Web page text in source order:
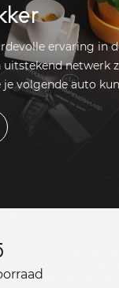
ervaring in
uitstekend netwerk
volgende auto